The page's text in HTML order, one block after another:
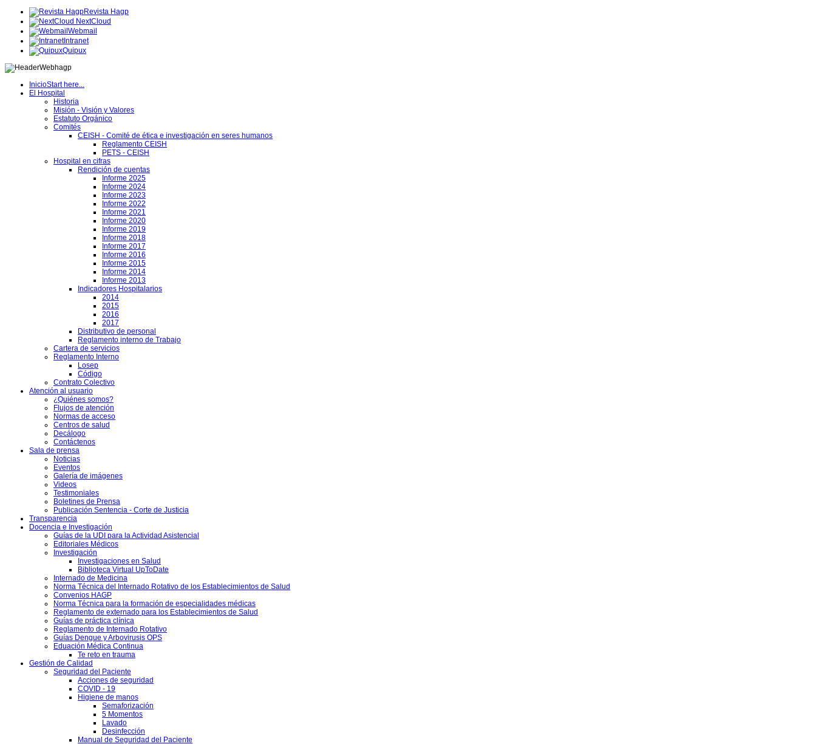
Revista Hagp
NextCloud
Webmail
Intranet
Quipux
InicioStart here...
El Hospital
Historia
Misión - Visión y Valores
Estatuto Orgánico
Comités
CEISH - Comité de ética e investigación en seres humanos
Reglamento CEISH
PETS - CEISH
Hospital en cifras
Rendición de cuentas
Informe 2025
Informe 2024
Informe 2023
Informe 2022
Informe 2021
Informe 2020
Informe 2019
Informe 2018
Informe 2017
Informe 2016
Informe 2015
Informe 2014
Informe 2013
Indicadores Hospitalarios
2014
2015
2016
2017
Distributivo de personal
Reglamento interno de Trabajo
Cartera de servicios
Reglamento Interno
Losep
Código
Contrato Colectivo
Atención al usuario
¿Quiénes somos?
Flujos de atención
Normas de acceso
Centros de salud
Decálogo
Contáctenos
Sala de prensa
Noticias
Eventos
Galería de imágenes
Videos
Testimoniales
Boletines de Prensa
Publicación Sentencia - Corte de Justicia
Transparencia
Docencia e Investigación
Guías de la UDI para la Actividad Asistencial
Editoriales Médicos
Investigación
Investigaciones en Salud
Biblioteca Virtual UpToDate
Internado de Medicina
Norma Técnica del Internado Rotativo de los Establecimientos de Salud
Convenios HAGP
Norma Técnica para la formación de especialidades médicas
Reglamento de externado para los Establecimientos de Salud
Guías de práctica clínica
Reglamento de Internado Rotativo
Guías Dengue y Arbovirusis OPS
Eduación Médica Continua
Te reto en trauma
Gestión de Calidad
Seguridad del Paciente
Acciones de seguridad
COVID - 19
Higiene de manos
Semaforización
5 Momentos
Lavado
Desinfección
Manual de Seguridad del Paciente